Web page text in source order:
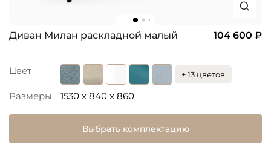
Диван Милан раскладной малый 104 600 ₽
Цвет + 13 цветов
Размеры 1530 x 840 x 860
Выбрать комплектацию